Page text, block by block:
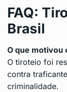
FAQ:
Brasil
O que motivou
O tiroteio foi
contra
criminalidade.